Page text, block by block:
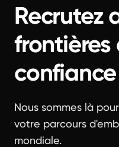
Recrutez
frontières
confiance
Nous sommes là
votre parcours
mondiale.